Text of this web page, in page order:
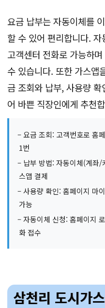
요금 납부는 자동이체를
할 수 있어 편리합니다.
고객센터 전화로 가능하
수 있습니다. 또한 가스앱
금 조회와 납부, 사용량
어 바쁜 직장인에게 추천
– 요금 조회: 고객번호로 홈
1번
– 납부 방법: 자동이체(계좌
스앱 결제
– 사용량 확인: 홈페이지 마
가능
– 자동이체 신청: 홈페이지
화 접수
삼천리 도시가